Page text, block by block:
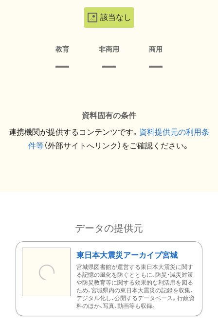
該当なし
教育 非商用 商用
資料固有の条件
連携機関が提供するコンテンツです。 資料提供元の利用条
件等（外部サイトへリンク）をご確認ください。
データの提供元
東日本大震災アーカイブ宮城
宮城県図書館が運営する東日本大震災に関す
る記憶の風化を防ぐとともに、防災・減災対策
や防災教育等に関する効果的な利活用を図る
ため、宮城県内の東日本大震災の記録を収集、
デジタル化し、公開するデータベース。行政資
料のほか、写真、動画等も収録。